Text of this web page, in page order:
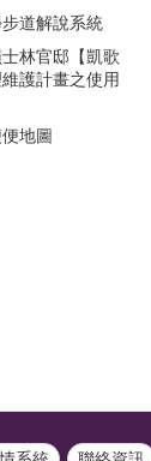
道解說系統
林官邸【凱歌
護計畫之使用
地圖